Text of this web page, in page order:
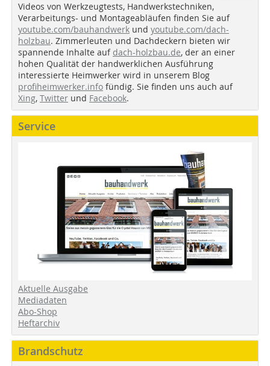
Videos von Werkzeugtests, Handwerkstechniken,
Verarbeitungs- und Montageabläufen finden Sie auf
youtube.com/bauhandwerk und youtube.com/dach-
holzbau. Zimmerleuten und Dachdeckern bieten wir
spannende Inhalte auf dach-holzbau.de, der an einer
hohen Qualität der handwerklichen Ausführung
interessierte Heimwerker wird in unserem Blog
profiheimwerker.info fündig. Sie finden uns auch auf
Xing, Twitter und Facebook.
Service
Aktuelle Ausgabe
Mediadaten
Abo-Shop
Heftarchiv
Brandschutz